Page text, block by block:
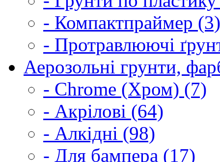
- Компактпраймер (3)
- Протравлюючі
Аерозольні грунти,
- Chrome (Хром) (7)
- Акрілові (64)
- Алкідні (98)
- Для бампера (17)